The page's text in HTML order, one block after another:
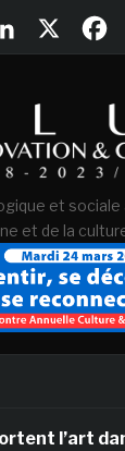
et sociale
et de la
l’art